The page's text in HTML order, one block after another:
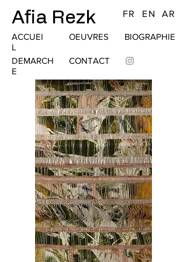
Afia Rezk FR EN AR
ACCUEI
L
DEMARCH
E
OEUVRES
CONTACT
BIOGRAPHIE